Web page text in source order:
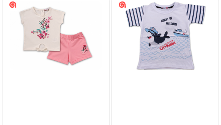
Nasıl Sipariş Veririm?